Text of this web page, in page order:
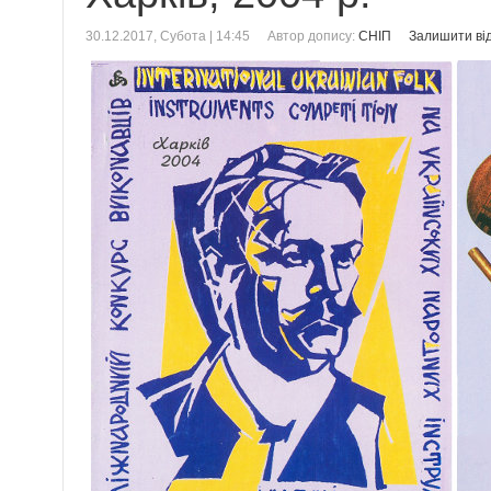
30.12.2017, Субота | 14:45 Автор допису: СНІП Залишити